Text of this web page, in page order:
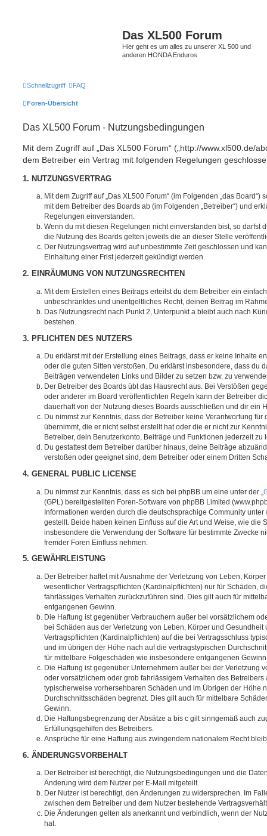
Das XL500 Forum
Hier geht es um alles zu unserer XL 500 und
anderen HONDA Enduros
Schnellzugriff FAQ
Foren-Übersicht
Das XL500 Forum - Nutzungsbedingungen
Mit dem Zugriff auf „Das XL500 Forum“ („http://www.xl500.de/
dem Betreiber ein Vertrag mit folgenden Regelungen
1. NUTZUNGSVERTRAG
Mit dem Zugriff auf „Das XL500 Forum“ (im Folgenden „das
mit dem Betreiber des Boards ab (im Folgenden „Betreiber“) und
Regelungen einverstanden.
Wenn du mit diesen Regelungen nicht einverstanden bist, so darfst
die Nutzung des Boards gelten jeweils die an dieser Stelle
Der Nutzungsvertrag wird auf unbestimmte Zeit geschlossen und
Einhaltung einer Frist jederzeit gekündigt werden.
2. EINRÄUMUNG VON NUTZUNGSRECHTEN
Mit dem Erstellen eines Beitrags erteilst du dem Betreiber ein
unbeschränktes und unentgeltliches Recht, deinen Beitrag im
Das Nutzungsrecht nach Punkt 2, Unterpunkt a bleibt auch nach
bestehen.
3. PFLICHTEN DES NUTZERS
Du erklärst mit der Erstellung eines Beitrags, dass er keine Inhalte
oder die guten Sitten verstoßen. Du erklärst insbesondere, dass du
Beiträgen verwendeten Links und Bilder zu setzen bzw. zu
Der Betreiber des Boards übt das Hausrecht aus. Bei Verstößen
oder anderer im Board veröffentlichten Regeln kann der Betreiber
dauerhaft von der Nutzung dieses Boards ausschließen und dir ein
Du nimmst zur Kenntnis, dass der Betreiber keine Verantwortung für
übernimmt, die er nicht selbst erstellt hat oder die er nicht zur
Betreiber, dein Benutzerkonto, Beiträge und Funktionen jederzeit zu
Du gestattest dem Betreiber darüber hinaus, deine Beiträge
verstoßen oder geeignet sind, dem Betreiber oder einem Dritten
4. GENERAL PUBLIC LICENSE
Du nimmst zur Kenntnis, dass es sich bei phpBB um eine unter der „
(GPL) bereitgestellten Foren-Software von phpBB Limited
Informationen werden durch die deutschsprachige Community unter
gestellt. Beide haben keinen Einfluss auf die Art und Weise, wie die
insbesondere die Verwendung der Software für bestimmte Zwecke
fremder Foren Einfluss nehmen.
5. GEWÄHRLEISTUNG
Der Betreiber haftet mit Ausnahme der Verletzung von Leben,
wesentlicher Vertragspflichten (Kardinalpflichten) nur für Schäden,
fahrlässiges Verhalten zurückzuführen sind. Dies gilt auch für
entgangenen Gewinn.
Die Haftung ist gegenüber Verbrauchern außer bei vorsätzlichem
bei Schäden aus der Verletzung von Leben, Körper und
Vertragspflichten (Kardinalpflichten) auf die bei Vertragsschluss
und im übrigen der Höhe nach auf die vertragstypischen
für mittelbare Folgeschäden wie insbesondere entgangenen
Die Haftung ist gegenüber Unternehmern außer bei der Verletzung
oder vorsätzlichem oder grob fahrlässigem Verhalten des Betreibers
typischerweise vorhersehbaren Schäden und im Übrigen der Höhe
Durchschnittsschäden begrenzt. Dies gilt auch für mittelbare
Gewinn.
Die Haftungsbegrenzung der Absätze a bis c gilt sinngemäß auch
Erfüllungsgehilfen des Betreibers.
Ansprüche für eine Haftung aus zwingendem nationalem Recht
6. ÄNDERUNGSVORBEHALT
Der Betreiber ist berechtigt, die Nutzungsbedingungen und die
Änderung wird dem Nutzer per E-Mail mitgeteilt.
Der Nutzer ist berechtigt, den Änderungen zu widersprechen. Im
zwischen dem Betreiber und dem Nutzer bestehende
Die Änderungen gelten als anerkannt und verbindlich, wenn der
hat.